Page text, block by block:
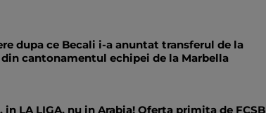
dupa ce Becali i-a anuntat transferul de la
din cantonamentul echipei de la Marbella
in LA LIGA, nu in Arabia! Oferta primita de FCSB